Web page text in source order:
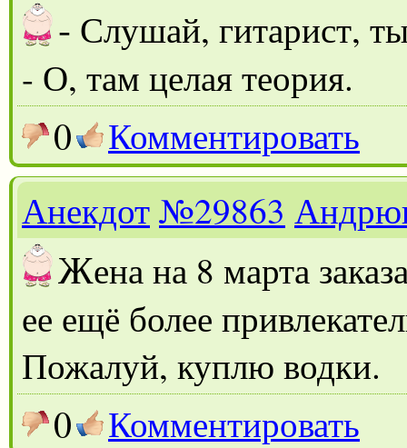
- Слушай, гитарист,
- О, там целая теория.
0
Комментировать
Анекдот№29863
Жена на 8 марта
ее ещё более
Пожалуй, куплю водки.
0
Комментировать